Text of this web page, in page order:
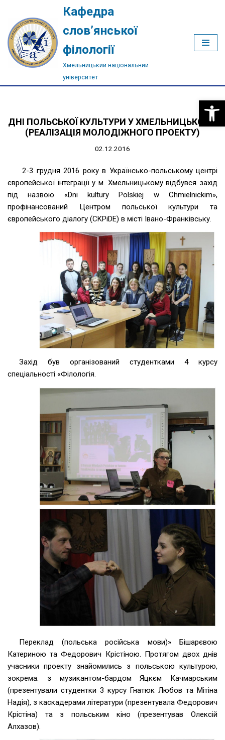
Перейти
до
вмісту
Кафедра
слов’янської
філології
Хмельницький національний
університет
ДНІ ПОЛЬСЬКОЇ КУЛЬТУРИ У ХМЕЛЬНИЦЬКОМУ
(РЕАЛІЗАЦІЯ МОЛОДІЖНОГО ПРОЕКТУ)
02.12.2016
2-3 грудня 2016 року в Українсько-польському центрі
європейської інтеграції у м. Хмельницькому відбувся захід
під назвою «Dni kultury Polskiej w Chmielnickim»,
профінансований Центром польської культури та
європейського діалогу (CKPiDE) в місті Івано-Франківську.
Захід був організований студентками 4 курсу
спеціальності «Філологія.
Переклад (польська російська мови)» Бішарєвою
Катериною та Федорович Крістіною. Протягом двох днів
учасники проекту знайомились з польською культурою,
зокрема: з музикантом-бардом Яцкєм Качмарським
(презентували студентки 3 курсу Гнатюк Любов та Мітіна
Надія), з каскадерами літератури (презентувала Федорович
Крістіна) та з польським кіно (презентував Олексій
Алхазов).